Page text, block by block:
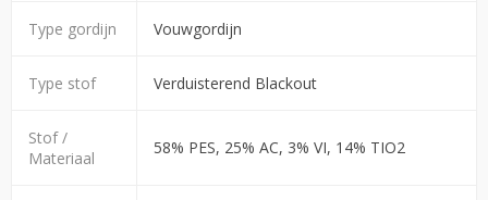
Type gordijn Vouwgordijn
Type stof Verduisterend Blackout
Stof /
Materiaal
58% PES, 25% AC, 3% VI, 14% TIO2